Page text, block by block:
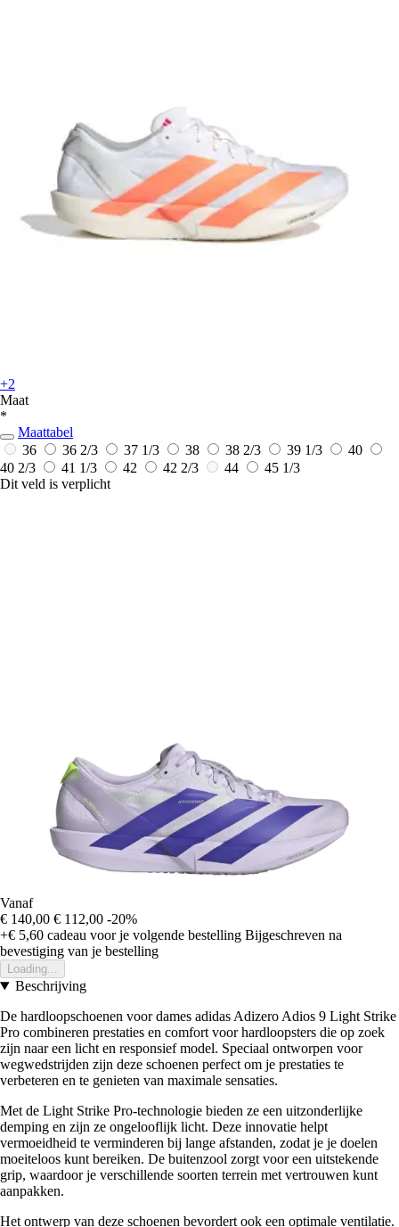
+2
Maat
*
Maattabel
36
36 2/3 37 1/3 38 38 2/3 39 1/3
40
40 2/3
41 1/3 42 42 2/3 44
45 1/3
Dit veld is verplicht
Vanaf
€ 140,00 € 112,00 -20%
+€ 5,60 cadeau voor je volgende bestelling Bijgeschreven na
bevestiging van je bestelling
Loading...
Beschrijving
De hardloopschoenen voor dames adidas Adizero Adios 9 Light Strike
Pro combineren prestaties en comfort voor hardloopsters die op zoek
zijn naar een licht en responsief model. Speciaal ontworpen voor
wegwedstrijden zijn deze schoenen perfect om je prestaties te
verbeteren en te genieten van maximale sensaties.
Met de Light Strike Pro-technologie bieden ze een uitzonderlijke
demping en zijn ze ongelooflijk licht. Deze innovatie helpt
vermoeidheid te verminderen bij lange afstanden, zodat je je doelen
moeiteloos kunt bereiken. De buitenzool zorgt voor een uitstekende
grip, waardoor je verschillende soorten terrein met vertrouwen kunt
aanpakken.
Het ontwerp van deze schoenen bevordert ook een optimale ventilatie.